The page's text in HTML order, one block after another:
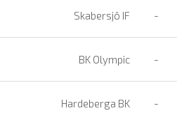
Skabersjö IF -
BK Olympic -
Hardeberga BK -